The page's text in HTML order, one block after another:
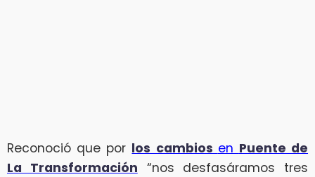
Reconoció que por los cambios en Puente de
La Transformación “nos desfasáramos tres